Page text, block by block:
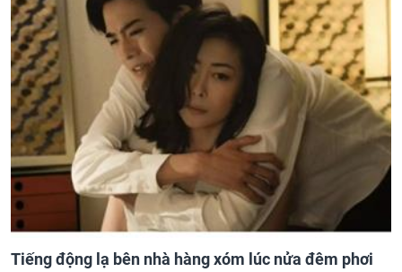
Tiếng động lạ bên nhà hàng xóm lúc nửa đêm phơi